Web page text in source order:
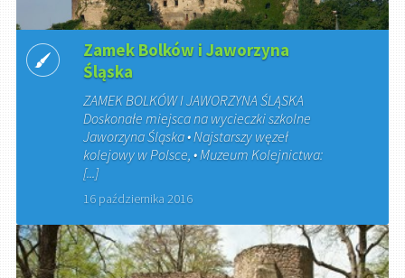
Zamek Bolków i Jaworzyna
Śląska
ZAMEK BOLKÓW I JAWORZYNA ŚLĄSKA
Doskonałe miejsca na wycieczki szkolne
Jaworzyna Śląska • Najstarszy węzeł
kolejowy w Polsce, • Muzeum Kolejnictwa:
[...]
16 października 2016